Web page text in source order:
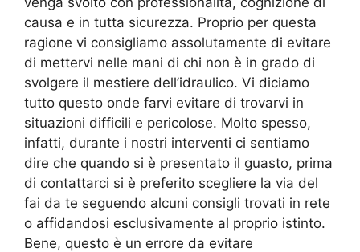
causa e in tutta sicurezza. Proprio per questa
ragione vi consigliamo assolutamente di evitare
di mettervi nelle mani di chi non è in grado di
svolgere il mestiere dell’idraulico. Vi diciamo
tutto questo onde farvi evitare di trovarvi in
situazioni difficili e pericolose. Molto spesso,
infatti, durante i nostri interventi ci sentiamo
dire che quando si è presentato il guasto, prima
di contattarci si è preferito scegliere la via del
fai da te seguendo alcuni consigli trovati in rete
o affidandosi esclusivamente al proprio istinto.
Bene, questo è un errore da evitare